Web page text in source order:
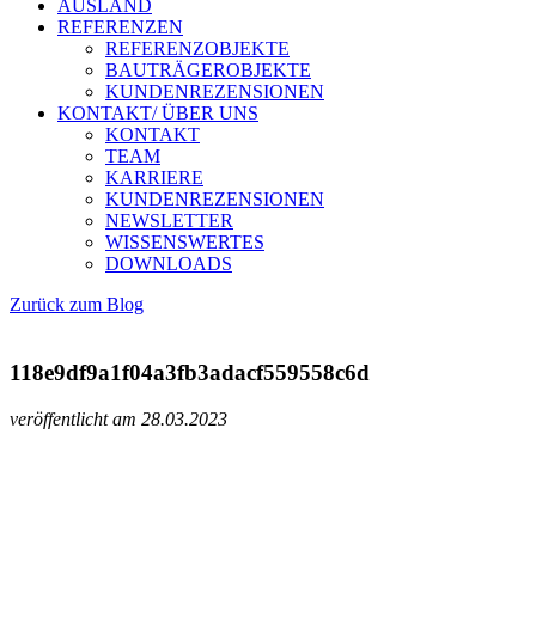
AUSLAND
REFERENZEN
REFERENZOBJEKTE
BAUTRÄGEROBJEKTE
KUNDENREZENSIONEN
KONTAKT/ ÜBER UNS
KONTAKT
TEAM
KARRIERE
KUNDENREZENSIONEN
NEWSLETTER
WISSENSWERTES
DOWNLOADS
Zurück zum Blog
118e9df9a1f04a3fb3adacf559558c6d
veröffentlicht am 28.03.2023